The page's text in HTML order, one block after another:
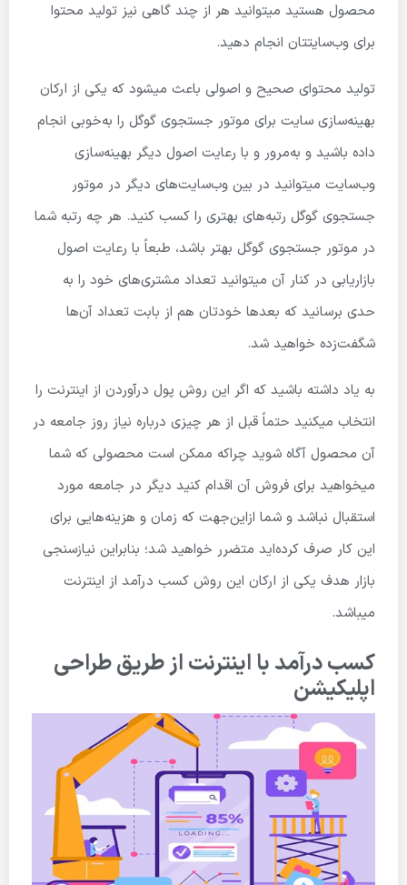
محصول هستید میتوانید هر از چند گاهی نیز تولید محتوا
برای وب‌سایتتان انجام دهید.
تولید محتوای صحیح و اصولی باعث میشود که یکی از ارکان
بهینه‌سازی سایت برای موتور جستجوی گوگل را به‌خوبی انجام
داده باشید و به‌مرور و با رعایت اصول دیگر بهینه‌سازی
وب‌سایت میتوانید در بین وب‌سایت‌های دیگر در موتور
جستجوی گوگل رتبه‌های بهتری را کسب کنید. هر چه رتبه شما
در موتور جستجوی گوگل بهتر باشد، طبعاً با رعایت اصول
بازاریابی در کنار آن میتوانید تعداد مشتری‌های خود را به
حدی برسانید که بعدها خودتان هم از بابت تعداد آن‌ها
شگفت‌زده خواهید شد.
به یاد داشته باشید که اگر این روش پول درآوردن از اینترنت را
انتخاب میکنید حتماً قبل از هر چیزی درباره نیاز روز جامعه در
آن محصول آگاه شوید چراکه ممکن است محصولی که شما
میخواهید برای فروش آن اقدام کنید دیگر در جامعه مورد
استقبال نباشد و شما ازاین‌جهت که زمان و هزینه‌هایی برای
این کار صرف کرده‌اید متضرر خواهید شد؛ بنابراین نیازسنجی
بازار هدف یکی از ارکان این روش کسب درآمد از اینترنت
میباشد.
کسب درآمد با اینترنت از طریق طراحی
اپلیکیشن